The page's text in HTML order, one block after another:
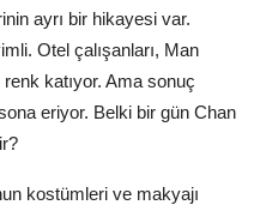
ayrı bir hikayesi var.
Otel çalışanları, Man
katıyor. Ama sonuç
eriyor. Belki bir gün Chan
kostümleri ve makyajı